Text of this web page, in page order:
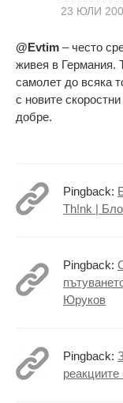
23 ЮЛИ
@Evtim – често
живея в Германия.
самолет до всяка
с новите
добре.
Pingback:
Th!nk |
Pingback:
Юруков
Pingback: